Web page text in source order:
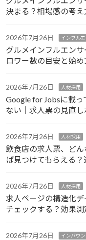
決まる？相場感の考
2026年7月26日 インフル
グルメインフルエン
ロワー数の目安と始め
2026年7月26日 人材採用
Google for Jobsに載
ない｜求人票の見直し
2026年7月26日 人材採用
飲食店の求人票、ど
ば見つけてもらえる？
2026年7月26日 人材採用
求人ページの構造化
チェックする？効果測
2026年7月26日 インバウ